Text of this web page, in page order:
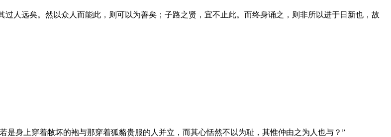
人远矣。然以众人而能此，则可以为善矣；子路之贤，宜不止此。而终身诵之，则非所以进于日新也，故
身上穿着敝坏的袍与那穿着狐貉贵服的人并立，而其心恬然不以为耻，其惟仲由之为人也与？”